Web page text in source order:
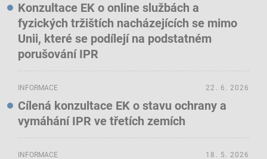
Konzultace EK o online službách a
fyzických tržištích nacházejících se mimo
Unii, které se podílejí na podstatném
porušování IPR
INFORMACE
Cílená konzultace EK o stavu ochrany a
vymáhání IPR ve třetích zemích
22. 6. 2026
INFORMACE 18. 5. 2026